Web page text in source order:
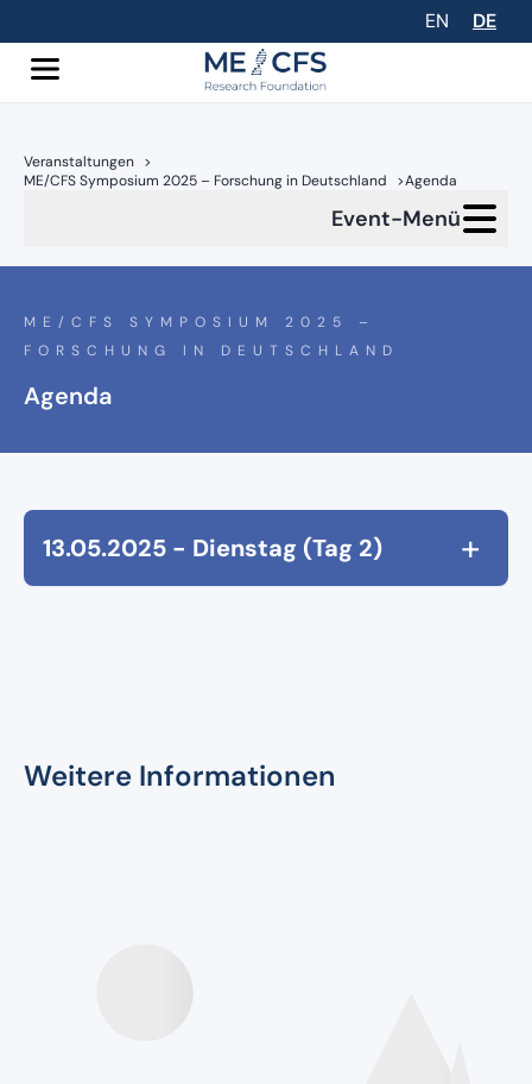
EN DE
Veranstaltungen >
ME/CFS Symposium 2025 – Forschung in Deutschland
>Agenda
Event-Menü
ME/CFS SYMPOSIUM 2025 –
FORSCHUNG IN DEUTSCHLAND
Agenda
13.05.2025 - Dienstag (Tag 2) +
Weitere Informationen